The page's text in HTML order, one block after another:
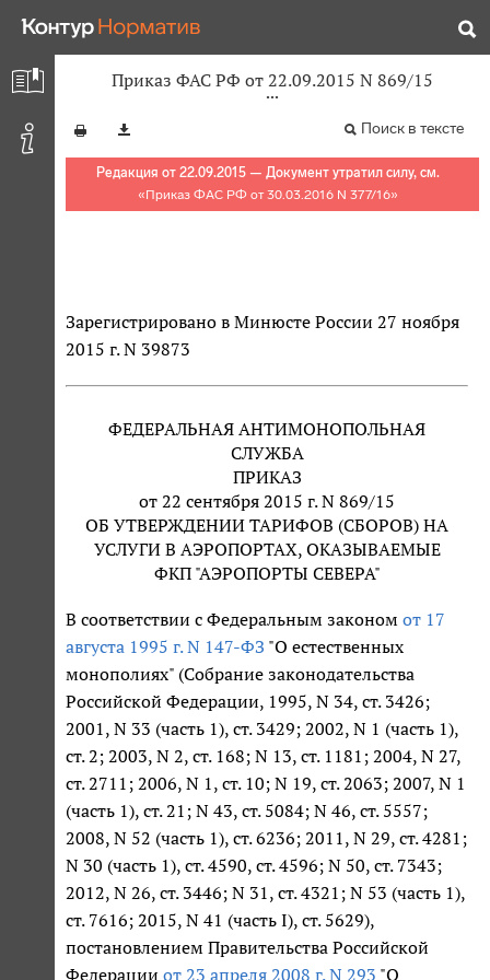
Приказ ФАС РФ от 22.09.2015 N 869/15
Поиск в тексте
Редакция от 22.09.2015 — Документ утратил силу, см.
«Приказ ФАС РФ от 30.03.2016 N 377/16»
Зарегистрировано в Минюсте России 27 ноября
2015 г. N 39873
ФЕДЕРАЛЬНАЯ АНТИМОНОПОЛЬНАЯ
СЛУЖБА
ПРИКАЗ
от 22 сентября 2015 г. N 869/15
ОБ УТВЕРЖДЕНИИ ТАРИФОВ (СБОРОВ) НА
УСЛУГИ В АЭРОПОРТАХ, ОКАЗЫВАЕМЫЕ
ФКП "АЭРОПОРТЫ СЕВЕРА"
В соответствии с Федеральным законом от 17
августа 1995 г. N 147-ФЗ "О естественных
монополиях" (Собрание законодательства
Российской Федерации, 1995, N 34, ст. 3426;
2001, N 33 (часть 1), ст. 3429; 2002, N 1 (часть 1),
ст. 2; 2003, N 2, ст. 168; N 13, ст. 1181; 2004, N 27,
ст. 2711; 2006, N 1, ст. 10; N 19, ст. 2063; 2007, N 1
(часть 1), ст. 21; N 43, ст. 5084; N 46, ст. 5557;
2008, N 52 (часть 1), ст. 6236; 2011, N 29, ст. 4281;
N 30 (часть 1), ст. 4590, ст. 4596; N 50, ст. 7343;
2012, N 26, ст. 3446; N 31, ст. 4321; N 53 (часть 1),
ст. 7616; 2015, N 41 (часть I), ст. 5629),
постановлением Правительства Российской
Федерации от 23 апреля 2008 г. N 293 "О